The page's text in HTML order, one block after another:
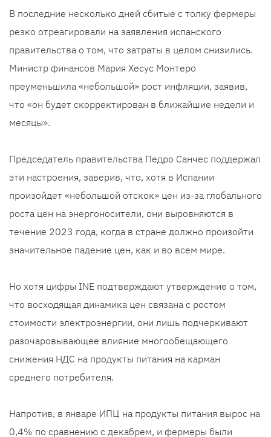
В последние несколько дней сбитые с толку фермеры
резко отреагировали на заявления испанского
правительства о том, что затраты в целом снизились.
Министр финансов Мария Хесус Монтеро
преуменьшила «небольшой» рост инфляции, заявив,
что «он будет скорректирован в ближайшие недели и
месяцы».
Председатель правительства Педро Санчес поддержал
эти настроения, заверив, что, хотя в Испании
произойдет «небольшой отскок» цен из-за глобального
роста цен на энергоносители, они выровняются в
течение 2023 года, когда в стране должно произойти
значительное падение цен, как и во всем мире.
Но хотя цифры INE подтверждают утверждение о том,
что восходящая динамика цен связана с ростом
стоимости электроэнергии, они лишь подчеркивают
разочаровывающее влияние многообещающего
снижения НДС на продукты питания на карман
среднего потребителя.
Напротив, в январе ИПЦ на продукты питания вырос на
0,4% по сравнению с декабрем, и фермеры были